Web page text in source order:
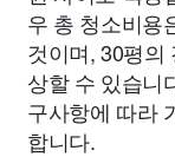
우 총 청소비용
것이며, 30평의
상할 수 있습니
구사항에 따라
합니다.